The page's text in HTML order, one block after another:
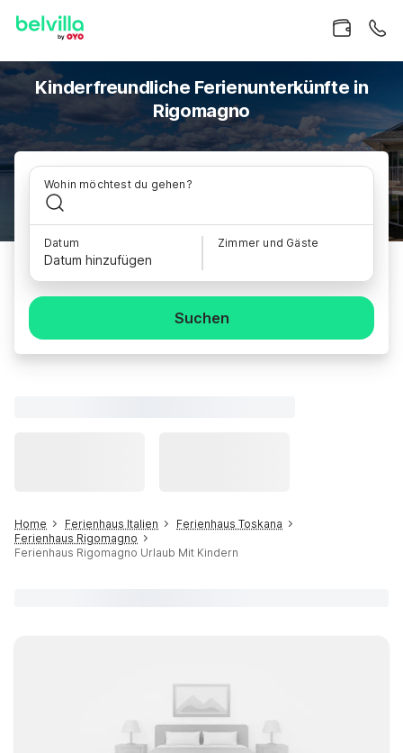
Kinderfreundliche Ferienunterkünfte in
Rigomagno
Wohin möchtest du gehen?
Datum
Datum hinzufügen
Zimmer und Gäste
Suchen
Home Ferienhaus Italien
Ferienhaus Toskana
Ferienhaus Rigomagno
Ferienhaus Rigomagno Urlaub Mit Kindern